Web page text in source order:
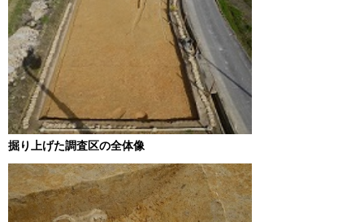
掘り上げた調査区の全体像